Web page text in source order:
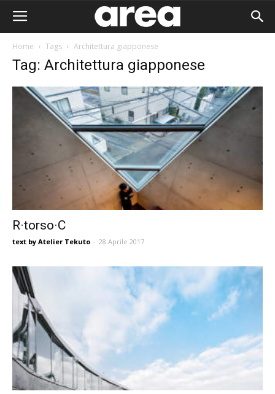
Home Tags Architettura giapponese
Tag: Architettura giapponese
R·torso·C
text by Atelier Tekuto - 28 Aprile 2017